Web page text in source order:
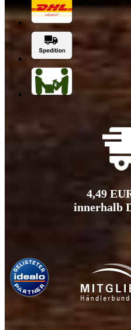
4,49
innerhalb